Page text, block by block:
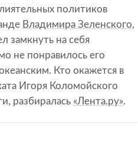
политиков
Владимира Зеленского,
замкнуть на себя
не понравилось его
Кто окажется в
Игоря Коломойского
разбиралась «Лента.ру».